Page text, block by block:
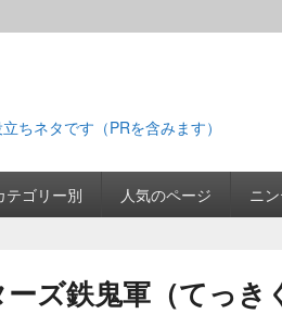
ちネタです（PRを含みます）
テゴリー別 人気のページ ニ
ズ鉄鬼軍（てっき